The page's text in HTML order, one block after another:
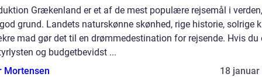
Grækenland er et af de mest populære rejsemål i
grund. Landets naturskønne skønhed, rige historie, solrige
mad gør det til en drømmedestination for rejsende. Hvis du
og budgetbevidst ...
Mortensen
18 januar